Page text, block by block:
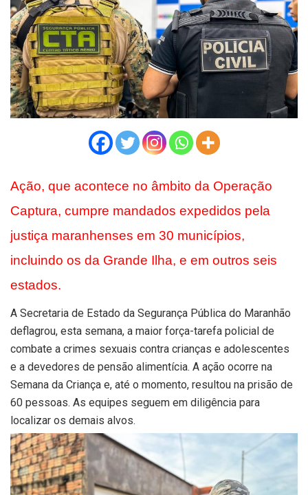
Ação, que acontece no âmbito da Operação
Captura, cumpre mandados expedidos pela
justiça maranhenses em 30 municípios,
incluindo os da Grande Ilha, e em outros seis
estados.
A Secretaria de Estado da Segurança Pública do Maranhão
deflagrou, esta semana, a maior força-tarefa policial de
combate a crimes sexuais contra crianças e adolescentes
e a devedores de pensão alimentícia. A ação ocorre na
Semana da Criança e, até o momento, resultou na prisão de
60 pessoas. As equipes seguem em diligência para
localizar os demais alvos.